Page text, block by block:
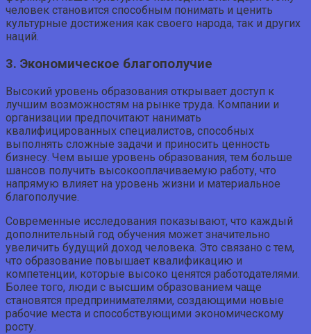
человек становится способным понимать и ценить
культурные достижения как своего народа, так и других
наций.
3. Экономическое благополучие
Высокий уровень образования открывает доступ к
лучшим возможностям на рынке труда. Компании и
организации предпочитают нанимать
квалифицированных специалистов, способных
выполнять сложные задачи и приносить ценность
бизнесу. Чем выше уровень образования, тем больше
шансов получить высокооплачиваемую работу, что
напрямую влияет на уровень жизни и материальное
благополучие.
Современные исследования показывают, что каждый
дополнительный год обучения может значительно
увеличить будущий доход человека. Это связано с тем,
что образование повышает квалификацию и
компетенции, которые высоко ценятся работодателями.
Более того, люди с высшим образованием чаще
становятся предпринимателями, создающими новые
рабочие места и способствующими экономическому
росту.